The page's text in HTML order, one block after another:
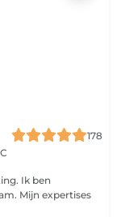
178
Ik ben
Mijn expertises